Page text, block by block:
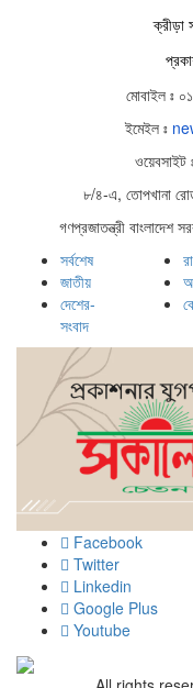
ক্রীড়া
মোবাইল ঃ
ইমেইল ঃ
ওয়েবসাইট
৮/৪-এ, তোপখানা
গণপ্রজাতন্ত্রী বাংলাদেশ
সর্বশেষ
জাতীয়
দেশের-
সংবাদ
Facebook
Twitter
Linkedin
Google Plus
Youtube